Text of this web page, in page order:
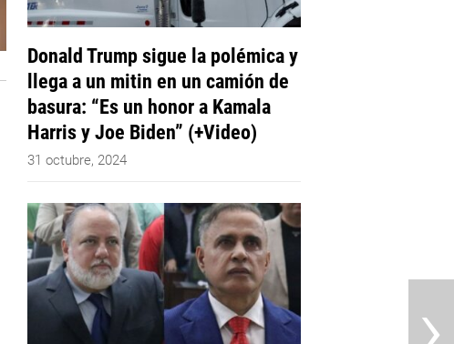
Donald Trump sigue la polémica y
llega a un mitin en un camión de
basura: “Es un honor a Kamala
Harris y Joe Biden” (+Video)
31 octubre, 2024